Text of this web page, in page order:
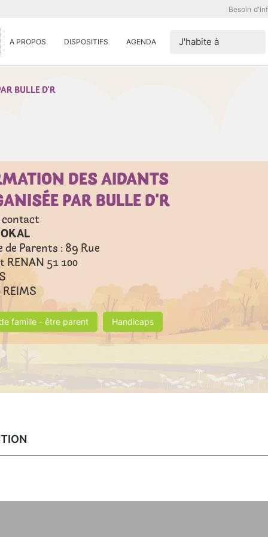
Besoin
A PROPOS DISPOSITIFS AGENDA J'habite à
BULLE D'R
DES AIDANTS
PAR BULLE D'R
de Parents : 89 Rue
RENAN 51 100
REIMS
famille - être parent Handicaps